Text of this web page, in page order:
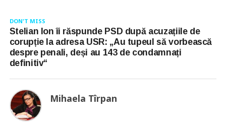
DON'T MISS
Stelian Ion îi răspunde PSD după acuzațiile de
corupție la adresa USR: „Au tupeul să vorbească
despre penali, deși au 143 de condamnați
definitiv“
Mihaela Tîrpan